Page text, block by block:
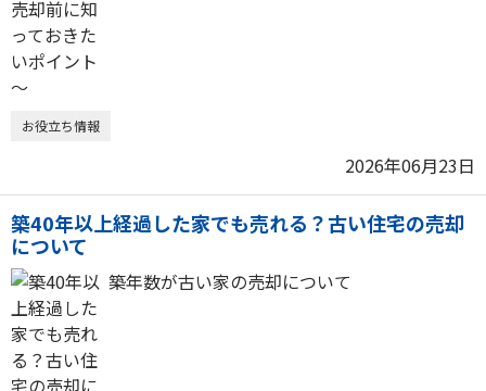
お役立ち情報
2026年06月23日
築40年以上経過した家でも売れる？古い住宅の売却
について
築年数が古い家の売却について